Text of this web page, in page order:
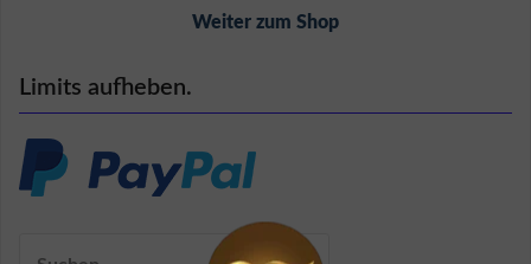
Weiter zum Shop
Limits aufheben.